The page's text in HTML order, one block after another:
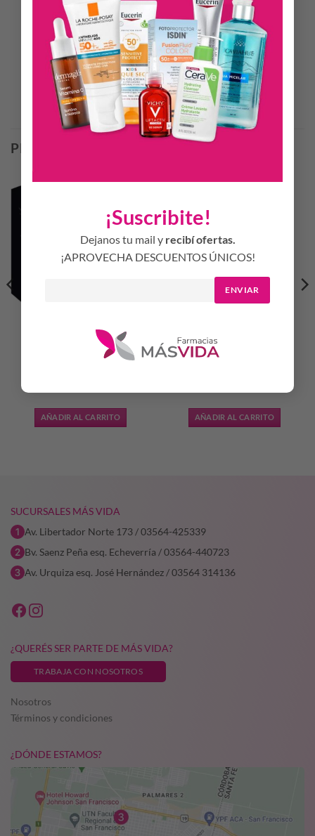
¡Suscribite!
Dejanos tu mail y recibí ofertas.
¡APROVECHA DESCUENTOS ÚNICOS!
ENVIAR
: Limón, Mandarina y Bayas Rosas
Cuerpo: Ciprés, Elemi y Guayaco
Vainilla, Pachuli y Cedro
Productos Relacionados
PRODUCTOS RELACIONADOS
KEVIN BLACK ESTUCHE
EDT X 60ML +
DESODORANTE X150ML
AÑADIR AL CARRITO
SUNNY BLOOM
EDTX50+LIP
AÑADIR AL CARRITO
SUCURSALES MÁS VIDA
Av. Libertador Norte 173 / 03564-425339
Bv. Saenz Peña esq. Echeverría / 03564-440723
Av. Urquiza esq. José Hernández / 03564 314136
¿QUERÉS SER PARTE DE MÁS VIDA?
TRABAJA CON NOSOTROS
Nosotros
Términos y condiciones
¿DÓNDE ESTAMOS?